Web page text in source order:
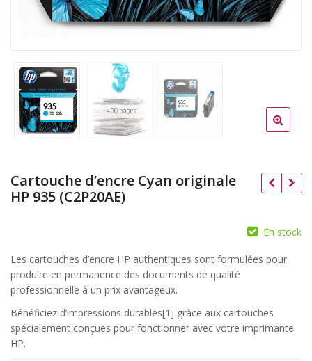
Cartouche d’encre Cyan originale
HP 935 (C2P20AE)
En stock
Les cartouches d’encre HP authentiques sont formulées pour
produire en permanence des documents de qualité
professionnelle à un prix avantageux.
Bénéficiez d’impressions durables[1] grâce aux cartouches
spécialement conçues pour fonctionner avec votre imprimante
HP.